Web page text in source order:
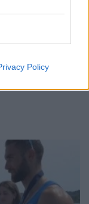
Policy
στο
σπασμένο